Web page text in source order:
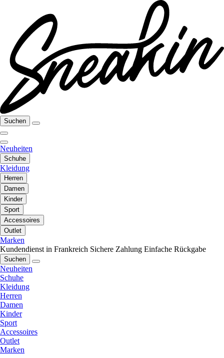
Suchen
Neuheiten
Schuhe
Kleidung
Herren
Damen
Kinder
Sport
Accessoires
Outlet
Marken
Kundendienst in Frankreich Sichere Zahlung Einfache Rückgabe
Suchen
Neuheiten
Schuhe
Kleidung
Herren
Damen
Kinder
Sport
Accessoires
Outlet
Marken